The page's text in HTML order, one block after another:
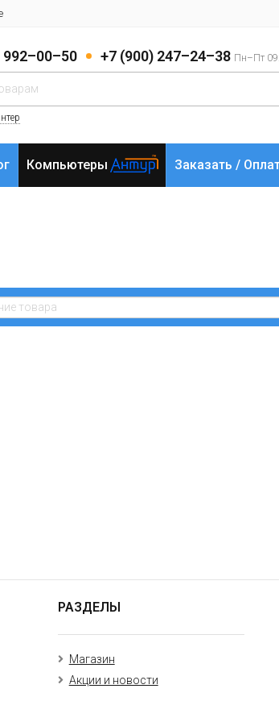
992–00–50 +7 (900) 247–24–38 Пн–Пт
Компьютеры Заказать /
РАЗДЕЛЫ
Магазин
Акции и новости